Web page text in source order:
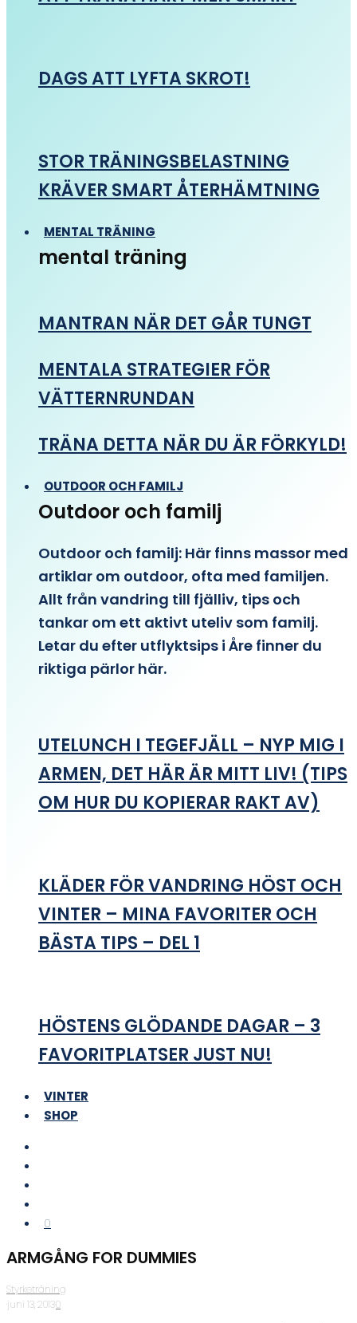
DAGS ATT LYFTA SKROT!
STOR TRÄNINGSBELASTNING
KRÄVER SMART ÅTERHÄMTNING
MENTAL TRÄNING
mental träning
MANTRAN NÄR DET GÅR TUNGT
MENTALA STRATEGIER FÖR
VÄTTERNRUNDAN
TRÄNA DETTA NÄR DU ÄR FÖRKYLD!
OUTDOOR OCH FAMILJ
Outdoor och familj
Outdoor och familj: Här finns massor med
artiklar om outdoor, ofta med familjen.
Allt från vandring till fjälliv, tips och
tankar om ett aktivt uteliv som familj.
Letar du efter utflyktsips i Åre finner du
riktiga pärlor här.
UTELUNCH I TEGEFJÄLL – NYP MIG I
ARMEN, DET HÄR ÄR MITT LIV! (TIPS
OM HUR DU KOPIERAR RAKT AV)
KLÄDER FÖR VANDRING HÖST OCH
VINTER – MINA FAVORITER OCH
BÄSTA TIPS – DEL 1
HÖSTENS GLÖDANDE DAGAR – 3
FAVORITPLATSER JUST NU!
VINTER
SHOP
0
ARMGÅNG FOR DUMMIES
Styrketräning
·juni 13, 2013·0